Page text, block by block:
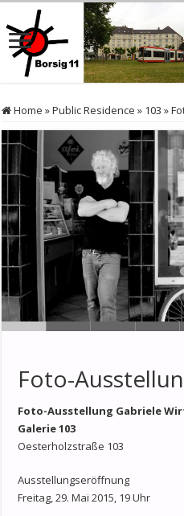
Home »Public Residence » 103 »
Foto-
Foto-Ausstellung Gabriele
Galerie 103
Oesterholzstraße 103
Ausstellungseröffnung
Freitag, 29. Mai 2015, 19 Uhr